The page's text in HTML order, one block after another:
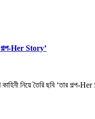
গল্প-Her Story’
নিয়ে তৈরি ছবি ‘তার